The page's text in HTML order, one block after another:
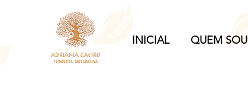
INICIAL QUEM SOU